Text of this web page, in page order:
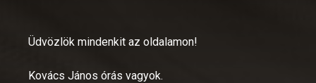
Üdvözlök mindenkit az oldalamon!
Kovács János órás vagyok.